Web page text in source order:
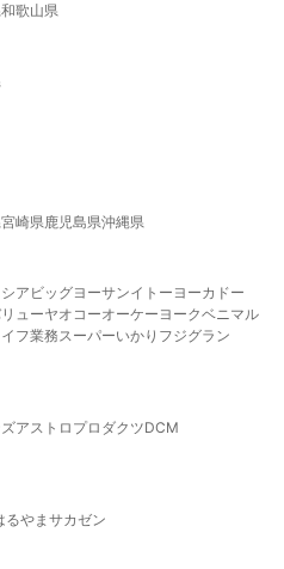
和歌山県
宮崎県鹿児島県沖縄県
ア ビッグヨーサンイトーヨーカドー
ューヤオコーオーケー ヨークベニマル
フ業務スーパーいかり フジグラン
アストロプロダクツDCM
るやま サカゼン